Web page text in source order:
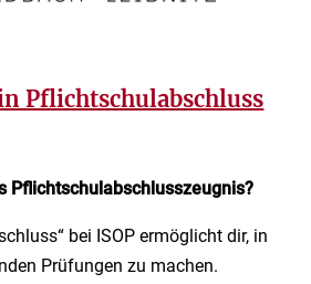
Pflichtschulabschluss
Pflichtschulabschlusszeugnis?
bei ISOP ermöglicht dir, in
Prüfungen zu machen.